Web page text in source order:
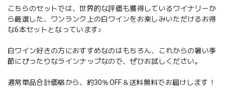
こちらのセットでは、世界的な評価も獲得しているワイナリーか
ら厳選した、ワンランク上の白ワインをお楽しみいただけるお得
な6本セットとなっています♪
白ワイン好きの方におすすめなのはもちろん、これからの暑い季
節にぴったりなラインナップなので、ぜひお試しください。
通常単品合計価格から、約30％OFF＆送料無料でお届けします！